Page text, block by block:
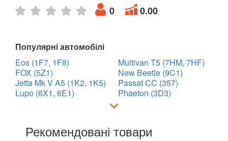
Golf VII Variant (BA5)
Golf VII Sportsvan
Golf VIII
0 0.00
Популярні автомобілі
Eos (1F7, 1F8)
FOX (5Z1)
Jetta Mk V A5 (1K2, 1K5)
Lupo (6X1, 6E1)
Multivan T5 (7HM, 7HF)
New Beetle (9C1)
Passat CC (357)
Phaeton (3D3)
Рекомендовані товари